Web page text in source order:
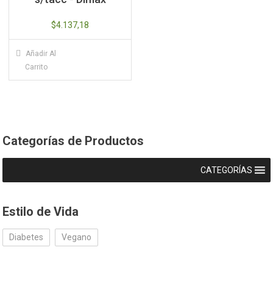
$4.137,18
Añadir Al
Carrito
Categorías de Productos
CATEGORÍAS
Estilo de Vida
Diabetes Vegano